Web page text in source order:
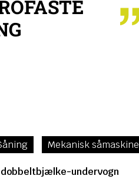
Mekanisk såmaskine
undervogn